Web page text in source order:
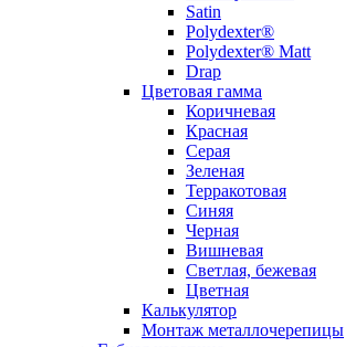
Satin
Polydexter®
Polydexter® Matt
Drap
Цветовая гамма
Коричневая
Красная
Серая
Зеленая
Терракотовая
Синяя
Черная
Вишневая
Светлая, бежевая
Цветная
Калькулятор
Монтаж металлочерепицы